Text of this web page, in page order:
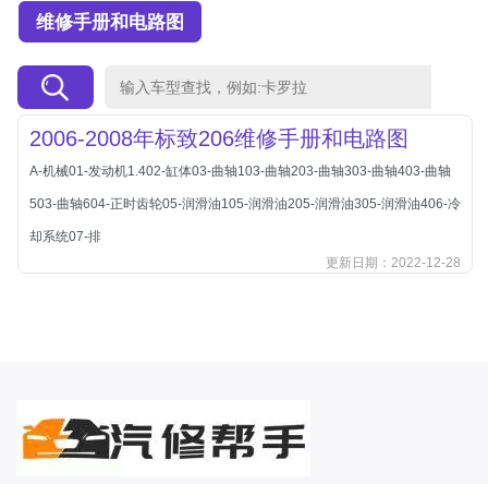
北京越野车
北汽制造
宝马
宝骏
维修手册和电路图
2006-2008年标致206维修手册和电路图
A-机械01-发动机1.402-缸体03-曲轴103-曲轴203-曲轴303-曲轴403-曲轴
503-曲轴604-正时齿轮05-润滑油105-润滑油205-润滑油305-润滑油406-冷
却系统07-排
更新日期：2022-12-28